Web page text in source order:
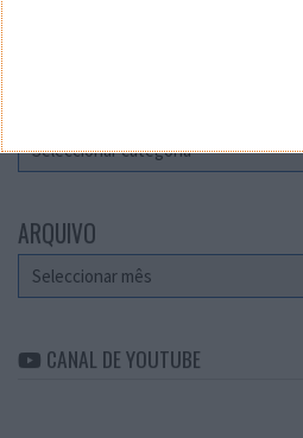
ARQUIVO
Arquivo
CANAL DE YOUTUBE